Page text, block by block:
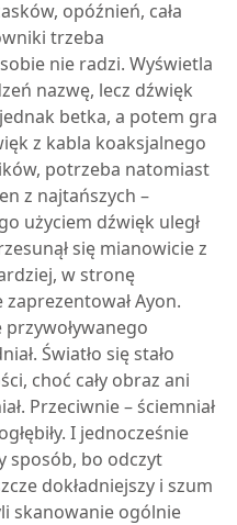
opóźnień, cała
trzeba
nie radzi. Wyświetla
nazwę, lecz dźwięk
betka, a potem gra
z kabla koaksjalnego
potrzeba natomiast
z najtańszych –
użyciem dźwięk uległ
się mianowicie z
w stronę
Ayon.
przywoływanego
Światło się stało
choć cały obraz ani
Przeciwnie – ściemniał
I jednocześnie
sposób, bo odczyt
dokładniejszy i szum
skanowanie ogólnie